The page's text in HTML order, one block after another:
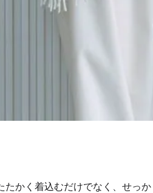
かく着込むだけでなく、せっ